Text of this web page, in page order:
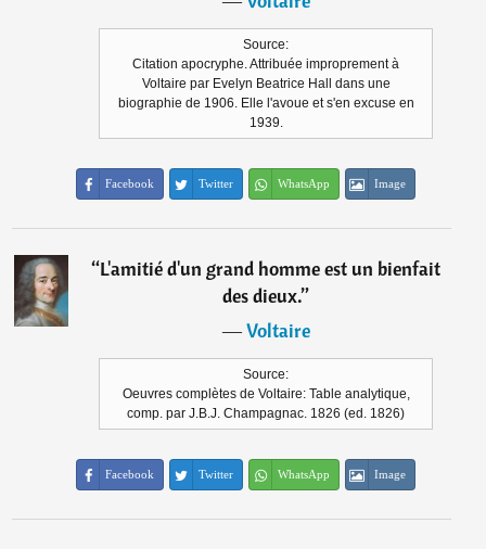
Source:
Citation apocryphe. Attribuée improprement à
Voltaire par Evelyn Beatrice Hall dans une
biographie de 1906. Elle l'avoue et s'en excuse en
1939.
Facebook Twitter WhatsApp Image
“L'amitié d'un grand homme est un bienfait
des dieux.”
―Voltaire
Source:
Oeuvres complètes de Voltaire: Table analytique,
comp. par J.B.J. Champagnac. 1826 (ed. 1826)
Facebook Twitter WhatsApp Image